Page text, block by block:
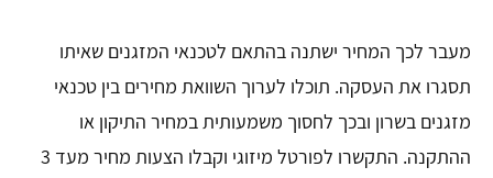
מעבר לכך המחיר ישתנה בהתאם לטכנאי המזגנים שאיתו
תסגרו את העסקה. תוכלו לערוך השוואת מחירים בין טכנאי
מזגנים בשרון ובכך לחסוך משמעותית במחיר התיקון או
ההתקנה. התקשרו לפורטל מיזוגי וקבלו הצעות מחיר מעד 3